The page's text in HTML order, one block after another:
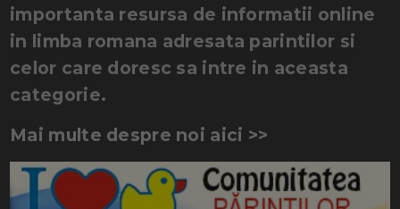
importanta resursa de informatii online
in limba romana adresata parintilor si
celor care doresc sa intre in aceasta
categorie.
Mai multe despre noi aici >>